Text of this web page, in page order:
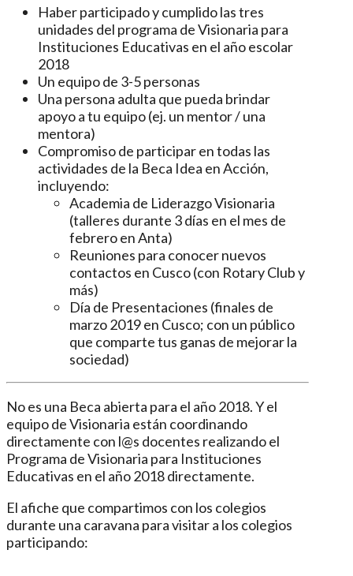
Haber participado y cumplido las tres
unidades del programa de Visionaria para
Instituciones Educativas en el año escolar
2018
Un equipo de 3-5 personas
Una persona adulta que pueda brindar
apoyo a tu equipo (ej. un mentor / una
mentora)
Compromiso de participar en todas las
actividades de la Beca Idea en Acción,
incluyendo:
Academia de Liderazgo Visionaria
(talleres durante 3 días en el mes de
febrero en Anta)
Reuniones para conocer nuevos
contactos en Cusco (con Rotary Club y
más)
Día de Presentaciones (finales de
marzo 2019 en Cusco; con un público
que comparte tus ganas de mejorar la
sociedad)
No es una Beca abierta para el año 2018. Y el
equipo de Visionaria están coordinando
directamente con l@s docentes realizando el
Programa de Visionaria para Instituciones
Educativas en el año 2018 directamente.
El afiche que compartimos con los colegios
durante una caravana para visitar a los colegios
participando: